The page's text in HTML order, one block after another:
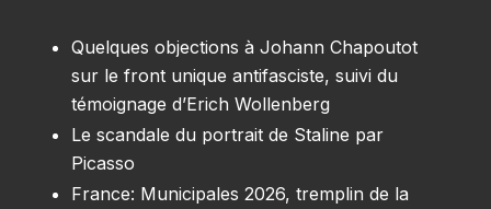
Quelques objections à Johann Chapoutot
sur le front unique antifasciste, suivi du
témoignage d’Erich Wollenberg
Le scandale du portrait de Staline par
Picasso
France: Municipales 2026, tremplin de la